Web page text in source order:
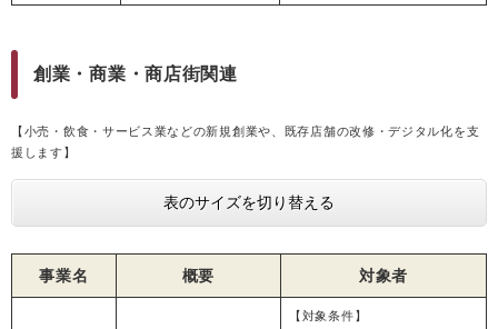
創業・商業・商店街関連
【小売・飲食・サービス業などの新規創業や、既存店舗の改修・デジタル化を支
援します】
表のサイズを切り替える
事業名 概要 対象者
【対象条件】